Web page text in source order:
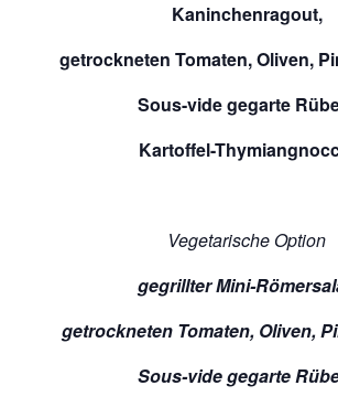
Kaninchenragout,
getrockneten Tomaten, Oliven,
Sous-vide gegarte
Kartoffel-
Vegetarische Option
gegrillter Mini-
getrockneten Tomaten, Oliven,
Sous-vide gegarte